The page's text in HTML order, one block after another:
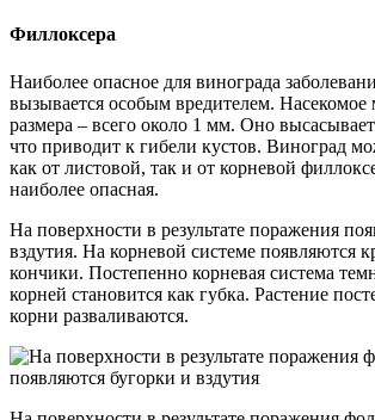
Филлоксера
Наиболее опасное для винограда
вызывается особым вредителем. Насекомое
размера – всего около 1 мм. Оно
что приводит к гибели кустов. Виноград
как от листовой, так и от корневой
наиболее опасная.
На поверхности в результате поражения
вздутия. На корневой системе появляются
кончики. Постепенно корневая система
корней становится как губка. Растение
корни разваливаются.